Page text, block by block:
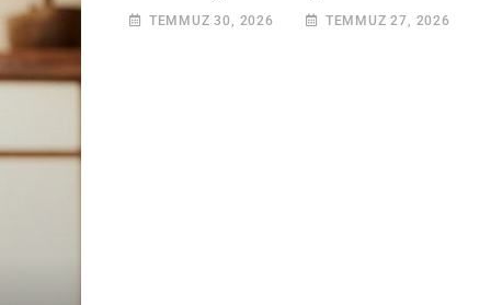
Çözüm: Basit
TEMMUZ 30, 2026
Giderilir? Adım
TEMMUZ 27, 2026